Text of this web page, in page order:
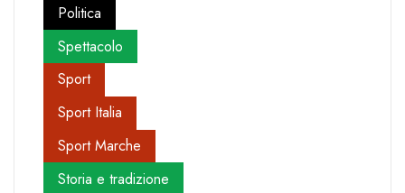
Politica
Spettacolo
Sport
Sport Italia
Sport Marche
Storia e tradizione